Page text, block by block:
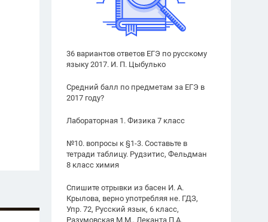
36 вариантов ответов ЕГЭ по русскому
языку 2017. И. П. Цыбулько
Средний балл по предметам за ЕГЭ в
2017 году?
Лабораторная 1. Физика 7 класс
№10. вопросы к §1-3. Составьте в
тетради таблицу. Рудзитис, Фельдман
8 класс химия
Спишите отрывки из басен И. А.
Крылова, верно употребляя не. ГДЗ,
Упр. 72, Русский язык, 6 класс,
Разумовская М.М., Леканта П.А.